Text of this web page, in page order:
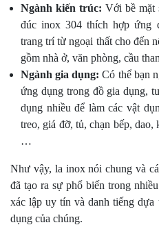
Ngành kiến trúc: Với bề mặt
đúc inox 304 thích hợp ứng
trang trí từ ngoại thất cho đến
gồm nhà ở, văn phòng, cầu
Ngành gia dụng:Có thể bạn
ứng dụng trong đồ gia dụng,
dụng nhiều để làm các vật
treo, giá đỡ, tủ, chạn bếp,
…
Như vậy, la inox nói chung và
đã tạo ra sự phổ biến trong
xác lập uy tín và danh tiếng
dụng của chúng.